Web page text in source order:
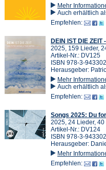
Mehr
Auch erhältlich
Empfehlen:
DEIN IST DIE
2025, 159 Lieder,
Artikel-Nr.: DV125
ISBN 978-3-
Herausgeber:
Mehr
Auch erhältlich
Empfehlen:
Songs 2025: Du
2025, 24 Lieder,
Artikel-Nr.: DV124
ISBN 978-3-
Herausgeber:
Mehr
Empfehlen: